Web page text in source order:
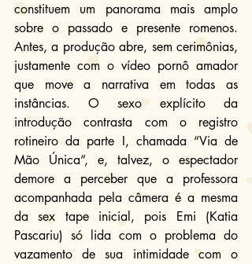
constituem um panorama mais amplo
sobre o passado e presente romenos.
Antes, a produção abre, sem cerimônias,
justamente com o vídeo pornô amador
que move a narrativa em todas as
instâncias. O sexo explícito da
introdução contrasta com o registro
rotineiro da parte I, chamada “Via de
Mão Única”, e, talvez, o espectador
demore a perceber que a professora
acompanhada pela câmera é a mesma
da sex tape inicial, pois Emi (Katia
Pascariu) só lida com o problema do
vazamento de sua intimidade com o